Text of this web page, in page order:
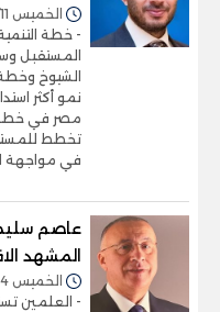
الخميس 11/يونيو/2026 - 04:03 م
المستقبل
الشيوخ
نمو أكثر
تخطط
في مواجهة
عاصم
المشهد
الخميس 04/يونيو/2026 - 03:19 م
- العلمين